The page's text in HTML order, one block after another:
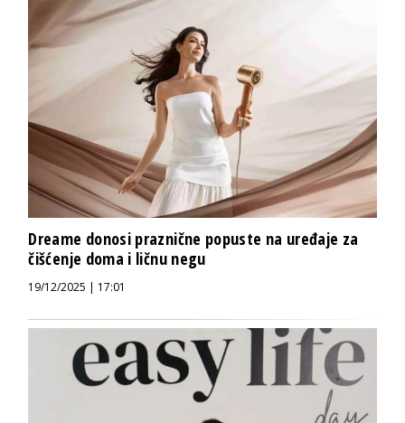
Dreame donosi praznične popuste na uređaje za
čišćenje doma i ličnu negu
19/12/2025 | 17:01